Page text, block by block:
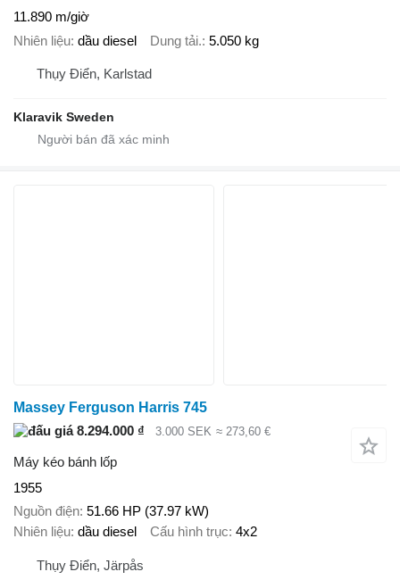
11.890 m/giờ
Nhiên liệu dầu diesel Dung tải. 5.050 kg
Thụy Điển, Karlstad
Klaravik Sweden
Massey Ferguson Harris 745
8.294.000 ₫
3.000 SEK ≈ 273,60 €
Máy kéo bánh lốp
1955
Nguồn điện 51.66 HP (37.97 kW)
Nhiên liệu dầu diesel Cấu hình trục 4x2
Thụy Điển, Järpås